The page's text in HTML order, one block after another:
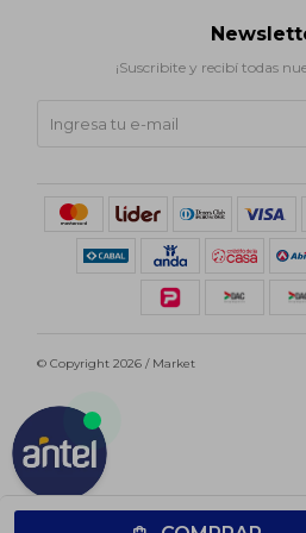
¡Suscribite y recibí todas
© Copyright 2026 / Market